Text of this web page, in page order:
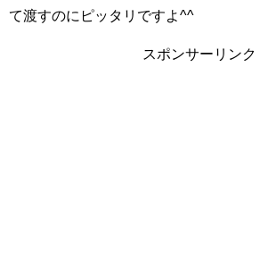
て渡すのにピッタリですよ^^
スポンサーリンク